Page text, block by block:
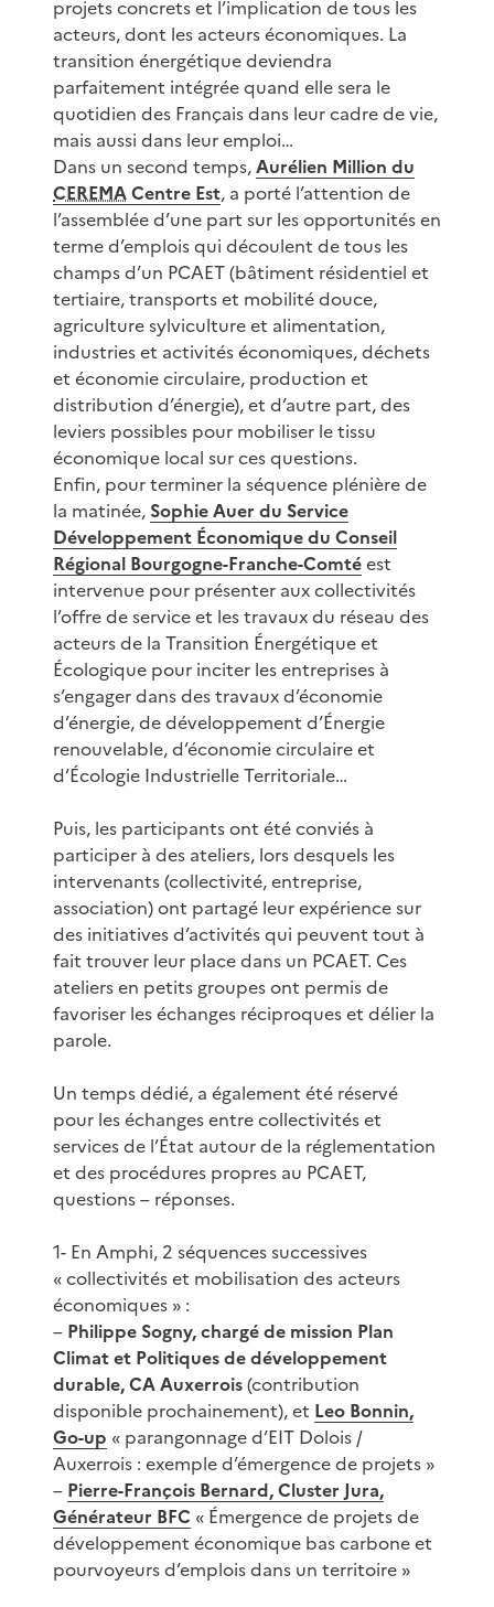
projets concrets et l’implication de tous les
acteurs, dont les acteurs économiques. La
transition énergétique deviendra
parfaitement intégrée quand elle sera le
quotidien des Français dans leur cadre de vie,
mais aussi dans leur emploi…
Dans un second temps,Aurélien Million du
CEREMACentre Est, a porté l’attention de
l’assemblée d’une part sur les opportunités en
terme d’emplois qui découlent de tous les
champs d’un PCAET (bâtiment résidentiel et
tertiaire, transports et mobilité douce,
agriculture sylviculture et alimentation,
industries et activités économiques, déchets
et économie circulaire, production et
distribution d’énergie), et d’autre part, des
leviers possibles pour mobiliser le tissu
économique local sur ces questions.
Enfin, pour terminer la séquence plénière de
la matinée, Sophie Auer du Service
Développement Économique du Conseil
Régional Bourgogne-Franche-Comtéest
intervenue pour présenter aux collectivités
l’offre de service et les travaux du réseau des
acteurs de la Transition Énergétique et
Écologique pour inciter les entreprises à
s’engager dans des travaux d’économie
d’énergie, de développement d’Énergie
renouvelable, d’économie circulaire et
d’Écologie Industrielle Territoriale…
Puis, les participants ont été conviés à
participer à des ateliers, lors desquels les
intervenants (collectivité, entreprise,
association) ont partagé leur expérience sur
des initiatives d’activités qui peuvent tout à
fait trouver leur place dans un PCAET. Ces
ateliers en petits groupes ont permis de
favoriser les échanges réciproques et délier la
parole.
Un temps dédié, a également été réservé
pour les échanges entre collectivités et
services de l’État autour de la réglementation
et des procédures propres au PCAET,
questions – réponses.
1- En Amphi, 2 séquences successives
« collectivités et mobilisation des acteurs
économiques » :
– Philippe Sogny, chargé de mission Plan
Climat et Politiques de développement
durable, CA Auxerrois(contribution
disponible prochainement), et Leo Bonnin,
Go-up « parangonnage d’EIT Dolois /
Auxerrois : exemple d’émergence de projets »
– Pierre-François Bernard, Cluster Jura,
Générateur BFC « Émergence de projets de
développement économique bas carbone et
pourvoyeurs d’emplois dans un territoire »